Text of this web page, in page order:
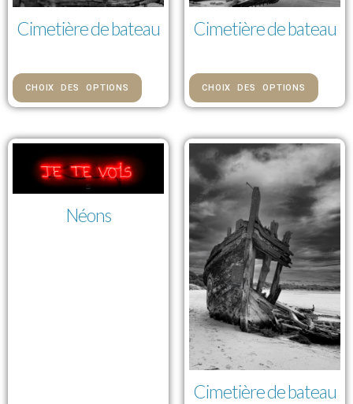
Cimetière de bateau
CHOIX DES OPTIONS
Cimetière de bateau
CHOIX DES OPTIONS
Néons
Cimetière de bateau